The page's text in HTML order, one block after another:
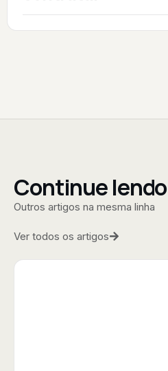
Continue lendo
Outros artigos na mesma linha
Ver todos os artigos